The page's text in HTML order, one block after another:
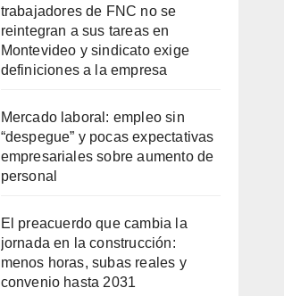
trabajadores de FNC no se
reintegran a sus tareas en
Montevideo y sindicato exige
definiciones a la empresa
Mercado laboral: empleo sin
“despegue” y pocas expectativas
empresariales sobre aumento de
personal
El preacuerdo que cambia la
jornada en la construcción:
menos horas, subas reales y
convenio hasta 2031